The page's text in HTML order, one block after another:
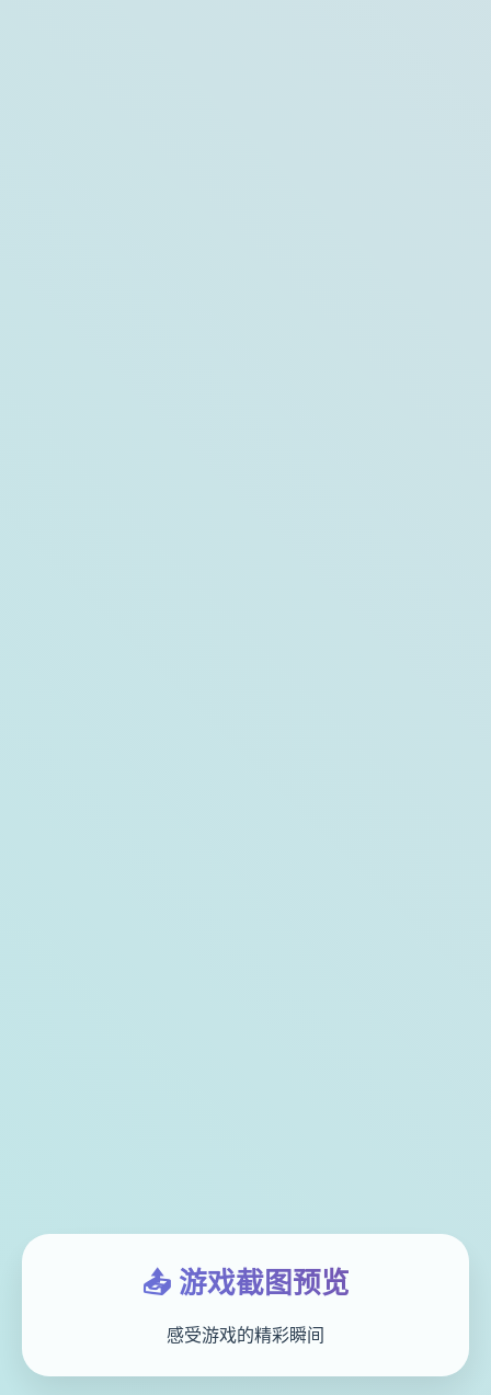
📤 游戏截图预览
感受游戏的精彩瞬间